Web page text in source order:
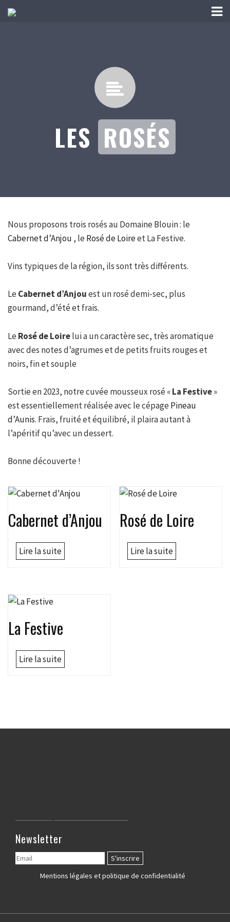
LES ROSÉS
Nous proposons trois rosés au Domaine Blouin : le
Cabernet d’Anjou , leRosé de Loireet La Festive.
Vins typiques de la région, ils sont très différents.
LeCabernet d’Anjouest un rosé demi-sec, plus
gourmand, d’été et frais.
LeRosé de Loirelui a un caractère sec, très aromatique
avec des notes d’agrumes et de petits fruits rouges et
noirs, fin et souple
Sortie en 2023, notre cuvée mousseux rosé «La Festive»
est essentiellement réalisée avec le cépagePineau
d’Aunis. Frais, fruité et équilibré, il plaira autant à
l’apéritif qu’avec un dessert.
Bonne découverte !
Cabernet d’Anjou
Lire la suite
Rosé de Loire
Lire la suite
La Festive
Lire la suite
Newsletter
Mentions légales et politique de confidentialité